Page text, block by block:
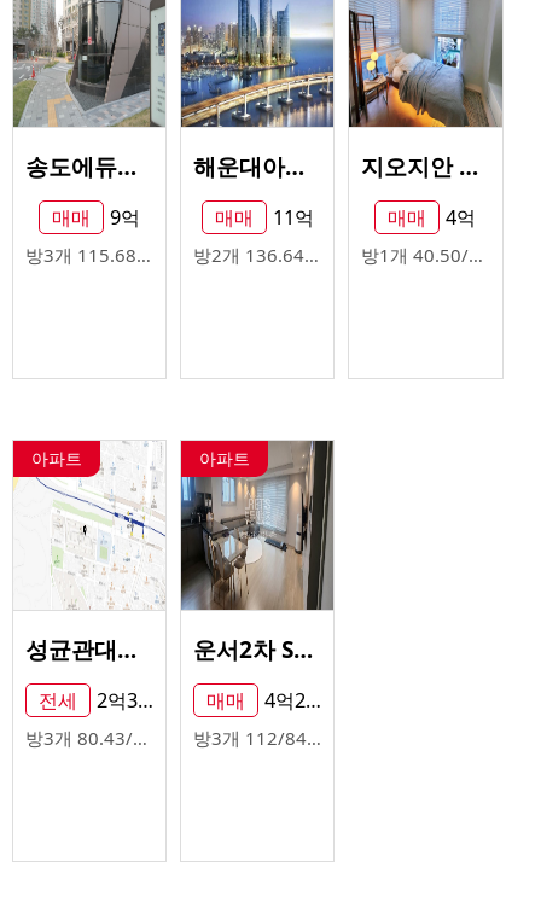
송도에듀포레푸르지오
매매 9억
방3개 115.68/84.51㎡
해운대아이파크(주상복합)
매매 11억
방2개 136.64/94.45㎡
지오지안 방배 오피스텔
매매 4억
방1개 40.50/26.65㎡
아파트
성균관대역앞 신일아파트
전세 2억3천
방3개 80.43/59.92㎡
아파트
운서2차 SK뷰스카이시
매매 4억2천5백
방3개 112/84.79㎡